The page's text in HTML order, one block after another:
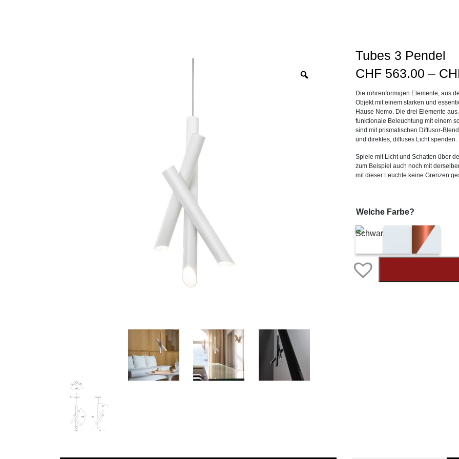
Tubes 3 Pendel
CHF 563.00 –
Die röhrenförmigen Elemente, aus
Objekt mit einem starken und
Hause Nemo. Die drei Elemente
funktionale Beleuchtung mit einem
sind mit prismatischen Diffusor-
und direktes, diffuses Licht spenden.
Spiele mit Licht und Schatten über
zum Beispiel auch noch mit
mit dieser Leuchte keine Grenzen
Welche Farbe?